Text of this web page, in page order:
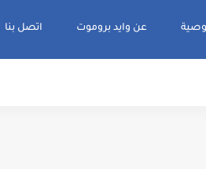
عن وايد بروموت اتصل بنا